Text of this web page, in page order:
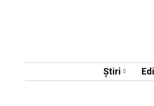
Știri